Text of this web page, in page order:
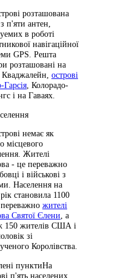
розташована
п'яти антен,
в роботі
навігаційної
GPS. Решта
розташовані на
Кваджалейн, острові
Гарсія, Колорадо-
і на Гаваях.
немає як
місцевого
Жителі
- це переважно
і військові з
Населення на
становила 1100
переважно жителі
Святої Єлени , а
150 жителів США і
зі
Королівства.
пунктиНа
п'ять населених